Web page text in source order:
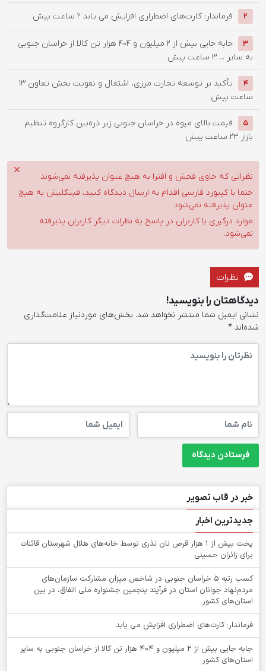
2 فرماندار: کارت‌های اضطراری افزایش می یابد 2 ساعت پیش
3
جابه جایی بیش از 2 میلیون و 404 هزار تن کالا از خراسان جنوبی
به سایر ... 3 ساعت پیش
4 تأکید بر توسعه تجارت مرزی، اشتغال و تقویت بخش تعاون 13
ساعت پیش
5
قیمت بالای میوه در خراسان جنوبی زیر ذره‌بین کارگروه تنظیم
بازار 23 ساعت پیش
نظراتی که حاوی فحش و افترا به هیچ عنوان پذیرفته نمی‌شوند
حتما با کیبورد فارسی اقدام به ارسال دیدگاه کنید، فینگلیش به هیچ
عنوان پذیرفته نمی‌شود
موارد درگیری با کاربران در پاسخ به نظرات دیگر کاربران پذیرفته
نمی‌شود.
نظرات
دیدگاهتان را بنویسید!
نشانی ایمیل شما منتشر نخواهد شد. بخش‌های موردنیاز علامت‌گذاری
شده‌اند *
خبر در قاب تصویر
جدیدترین اخبار
پخت بیش از 1 هزار قرص نان نذری توسط خانه‌های هلال شهرستان قائنات
برای زائران حسینی
کسب رتبه ۵ خراسان جنوبی در شاخص میزان مشارکت سازمان‌های
مردم‌نهاد جوانان استان در فرآیند پنجمین جشنواره ملی اتفاق، در بین
استان‌های کشور
فرماندار: کارت‌های اضطراری افزایش می یابد
جابه جایی بیش از 2 میلیون و 404 هزار تن کالا از خراسان جنوبی به سایر
استان‌های کشور